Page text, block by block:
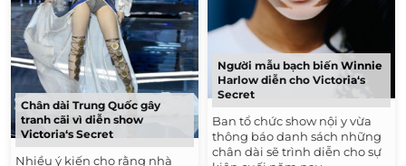
Chân dài Trung Quốc gây
tranh cãi vì diễn show
Victoria‘s Secret
Nhiều ý kiến cho rằng nhà
Người mẫu bạch biến Winnie
Harlow diễn cho Victoria‘s
Secret
Ban tổ chức show nội y vừa
thông báo danh sách những
chân dài sẽ trình diễn cho sự